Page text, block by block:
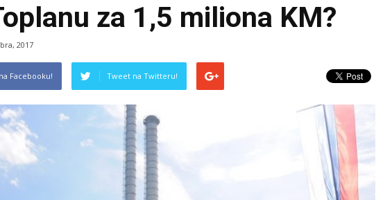
za 1,5 miliona KM?
2017
Facebooku! Tweet na Twitteru!